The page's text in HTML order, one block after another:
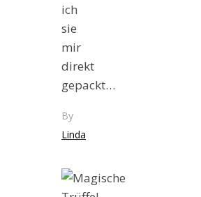
ich
sie
mir
direkt
gepackt…
By
Linda